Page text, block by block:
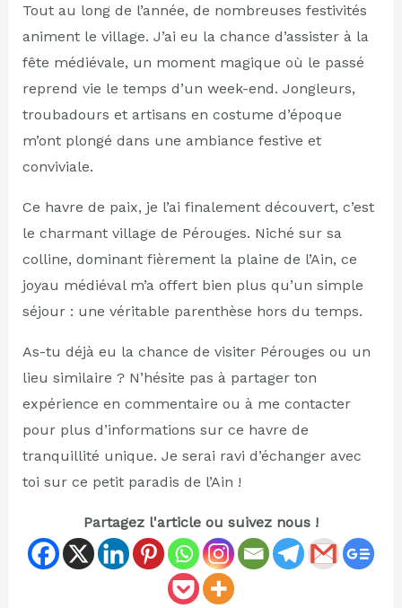
Tout au long de l’année, de nombreuses festivités
animent le village. J’ai eu la chance d’assister à la
fête médiévale, un moment magique où le passé
reprend vie le temps d’un week-end. Jongleurs,
troubadours et artisans en costume d’époque
m’ont plongé dans une ambiance festive et
conviviale.
Ce havre de paix, je l’ai finalement découvert, c’est
le charmant village de Pérouges. Niché sur sa
colline, dominant fièrement la plaine de l’Ain, ce
joyau médiéval m’a offert bien plus qu’un simple
séjour : une véritable parenthèse hors du temps.
As-tu déjà eu la chance de visiter Pérouges ou un
lieu similaire ? N’hésite pas à partager ton
expérience en commentaire ou à me contacter
pour plus d’informations sur ce havre de
tranquillité unique. Je serai ravi d’échanger avec
toi sur ce petit paradis de l’Ain !
Partagez l'article ou suivez nous !